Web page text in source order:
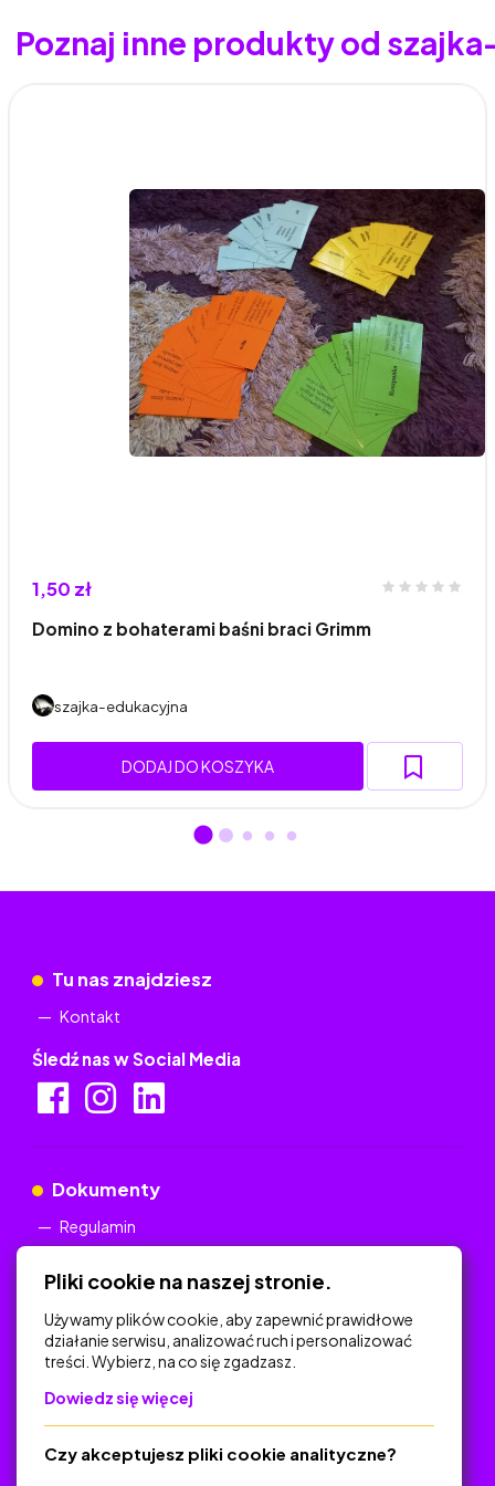
Poznaj inne produkty od
1,50 zł
Domino z bohaterami baśni braci Grimm
szajka-edukacyjna
DODAJ DO KOSZYKA
Tu nas znajdziesz
Kontakt
Śledź nas w Social Media
Dokumenty
Regulamin
Na skróty
Polityka Prywatności
Regulamin
O platformie
Pliki cookie na naszej stronie.
Używamy plików cookie, aby zapewnić prawidłowe
działanie serwisu, analizować ruch i personalizować
treści. Wybierz, na co się zgadzasz.
Dowiedz się więcej
Czy akceptujesz pliki cookie analityczne?